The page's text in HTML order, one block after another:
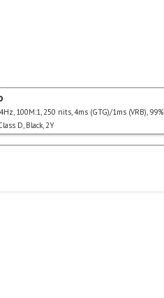
100M:1, 250 nits, 4ms (GTG)/1ms (VRB),
D, Black, 2Y